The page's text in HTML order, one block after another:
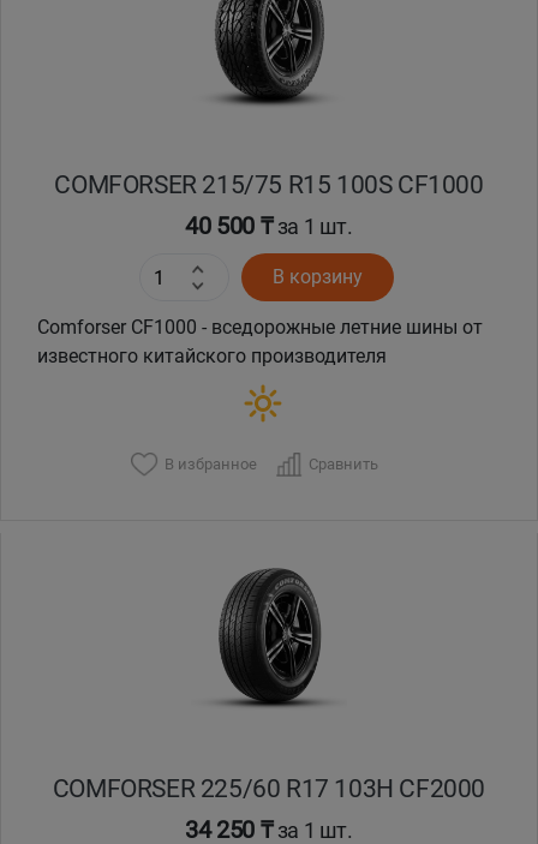
COMFORSER 215/75 R15 100S CF1000
40 500 ₸за 1 шт.
В корзину
Comforser CF1000 - вседорожные летние шины от
известного китайского производителя
В избранное Сравнить
COMFORSER 225/60 R17 103H CF2000
34 250 ₸за 1 шт.